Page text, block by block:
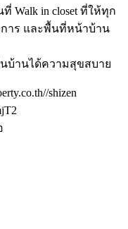
Walk in closet ที่ให้ทุก
าร และพื้นที่หน้าบ้าน
บ้านได้ความสุขสบาย
shizen